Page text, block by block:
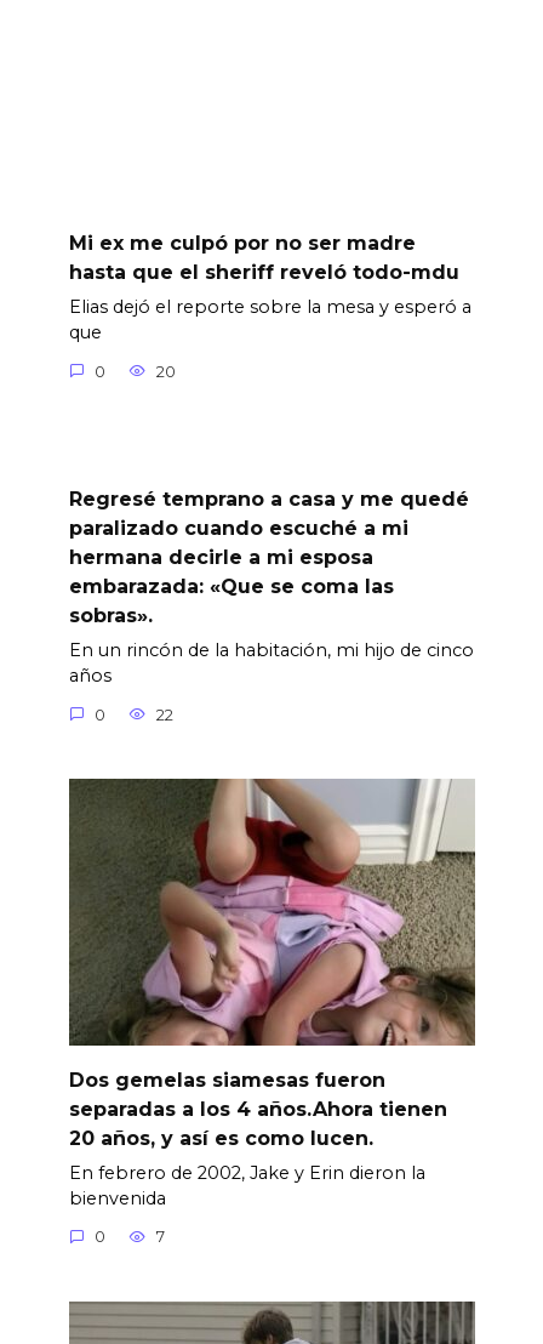
Mi ex me culpó por no ser madre
hasta que el sheriff reveló todo-mdu
Elias dejó el reporte sobre la mesa y esperó a
que
0 20
Regresé temprano a casa y me quedé
paralizado cuando escuché a mi
hermana decirle a mi esposa
embarazada: «Que se coma las
sobras».
En un rincón de la habitación, mi hijo de cinco
años
0 22
Dos gemelas siamesas fueron
separadas a los 4 años.Ahora tienen
20 años, y así es como lucen.
En febrero de 2002, Jake y Erin dieron la
bienvenida
0 7